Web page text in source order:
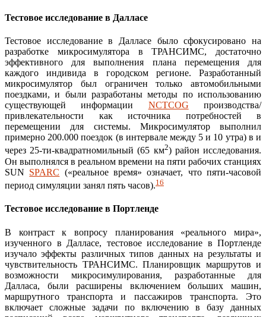
Тестовое исследование в Далласе
Тестовое исследование в Далласе было сфокусировано на
разработке микросимулятора в ТРАНСИМС, достаточно
эффективного для выполнения плана перемещения для
каждого индивида в городском регионе. Разработанный
микросимулятор был ограничен только автомобильными
поездками, и были разработаны методы по использованию
существующей информации NCTCOG производства/
привлекательности как источника потребностей в
перемещении для системы. Микросимулятор выполнил
примерно 200.000 поездок (в интервале между 5 и 10 утра) в и
через 25-ти-квадратномильный (65 км2) район исследования.
Он выполнялся в реальном времени на пяти рабочих станциях
SUN SPARC («реальное время» означает, что пяти-часовой
период симуляции занял пять часов).16
Тестовое исследование в Портленде
В контраст к вопросу планирования «реального мира»,
изученного в Далласе, тестовое исследование в Портленде
изучало эффекты различных типов данных на результаты и
чувствительность ТРАНСИМС. Планировщик маршрутов и
возможности микросимулирования, разработанные для
Далласа, были расширены включением больших машин,
маршрутного транспорта и пассажиров транспорта. Это
включает сложные задачи по включению в базу данных